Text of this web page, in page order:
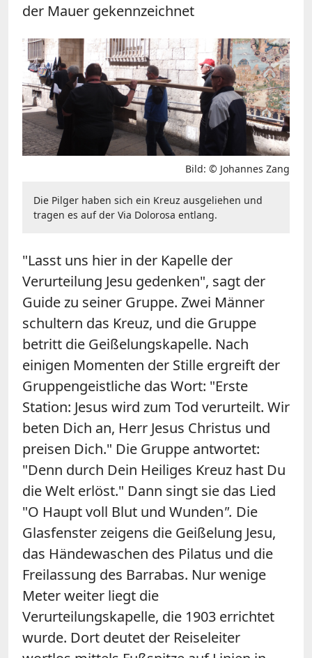
der Mauer gekennzeichnet
Bild: © Johannes Zang
Die Pilger haben sich ein Kreuz ausgeliehen und
tragen es auf der Via Dolorosa entlang.
"Lasst uns hier in der Kapelle der
Verurteilung Jesu gedenken", sagt der
Guide zu seiner Gruppe. Zwei Männer
schultern das Kreuz, und die Gruppe
betritt die Geißelungskapelle. Nach
einigen Momenten der Stille ergreift der
Gruppengeistliche das Wort: "Erste
Station: Jesus wird zum Tod verurteilt. Wir
beten Dich an, Herr Jesus Christus und
preisen Dich." Die Gruppe antwortet:
"Denn durch Dein Heiliges Kreuz hast Du
die Welt erlöst." Dann singt sie das Lied
"O Haupt voll Blut und Wunden". Die
Glasfenster zeigens die Geißelung Jesu,
das Händewaschen des Pilatus und die
Freilassung des Barrabas. Nur wenige
Meter weiter liegt die
Verurteilungskapelle, die 1903 errichtet
wurde. Dort deutet der Reiseleiter